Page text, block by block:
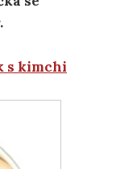
s kimchi